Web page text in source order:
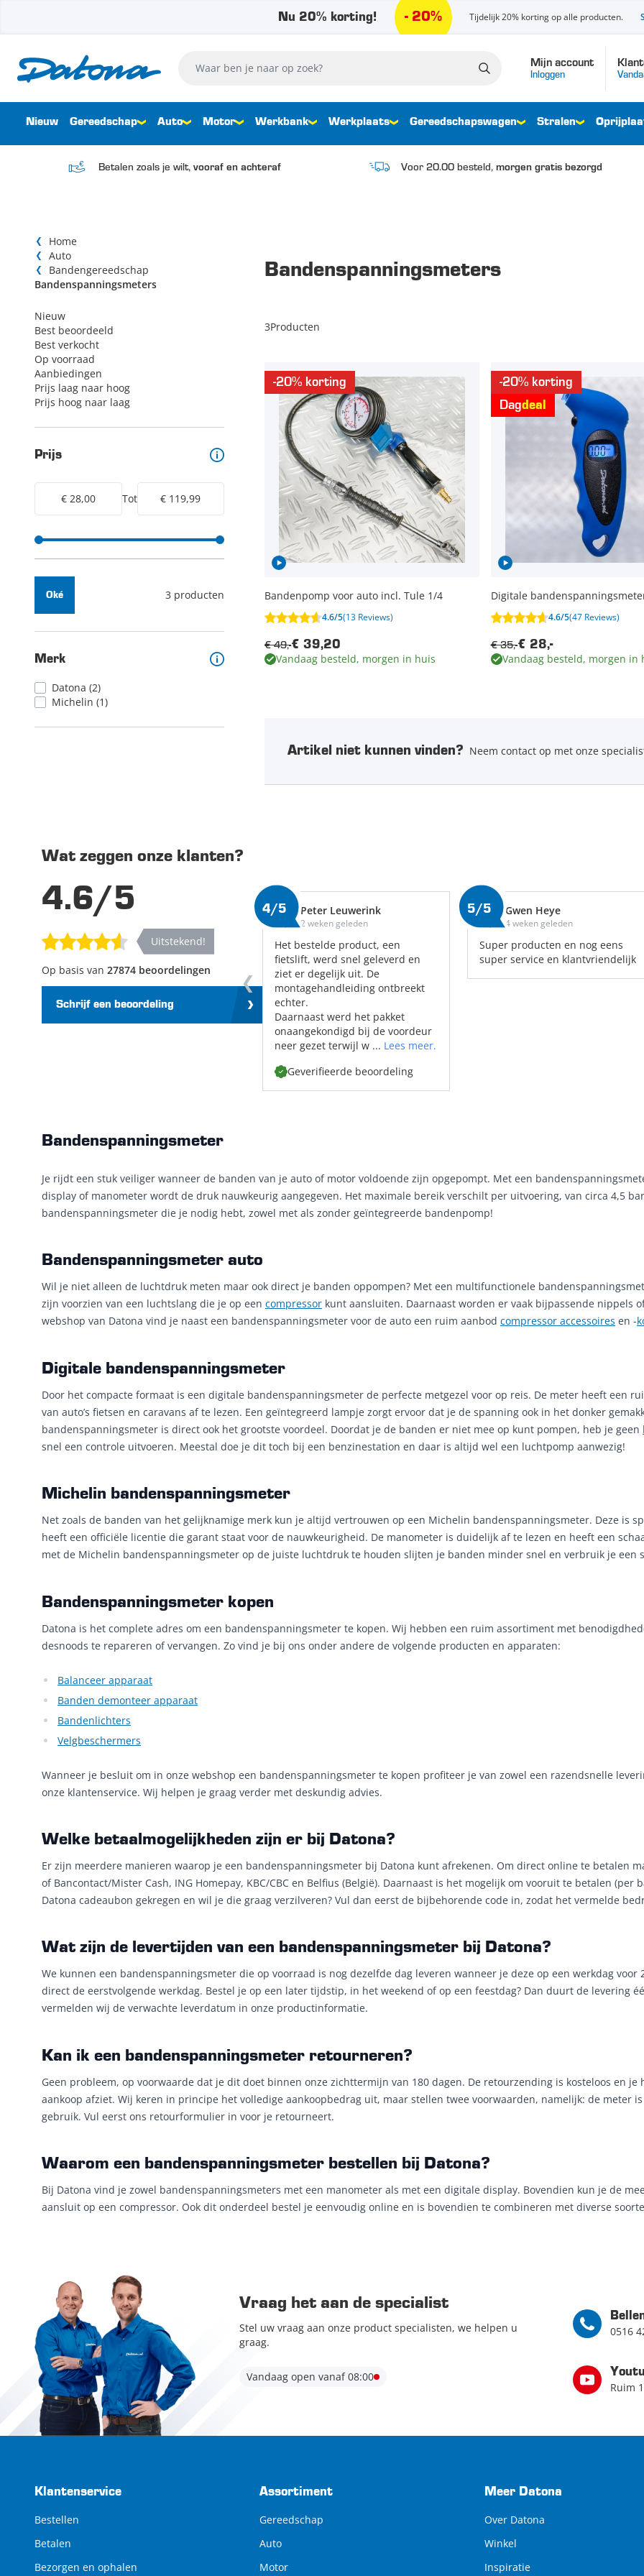
Nu 20% korting! - 20% Tijdelijk 20% korting op alle producten.
Mijn account
Inloggen
Waar ben je naar op zoek?
Nieuw Gereedschap Auto Motor Werkbank Werkplaats Gereedschapswagen Stralen
Betalen zoals je wilt,vooraf en achteraf Voor 20.00 besteld, morgen gratis bezorgd
Home
Auto
Bandengereedschap
Bandenspanningsmeters
Nieuw
Best beoordeeld
Best verkocht
Op voorraad
Aanbiedingen
Prijs laag naar hoog
Prijs hoog naar laag
Prijs
€ 28,00 Tot € 119,99
3 producten
Oké
Merk
Datona (2)
Michelin (1)
Bandenspanningsmeters
3Producten
-20% korting
Bandenpomp voor auto incl. Tule 1/4
4.6/5(13 Reviews)
€ 39,20
€ 49,-
Vandaag besteld, morgen in huis
-20% korting
Dagdeal
Digitale
4.6/5(47 Reviews)
€ 28,-
€ 35,-
Vandaag besteld, morgen in
Artikel niet kunnen vinden? Neem contact op met onze
Wat zeggen onze klanten?
4.6/5
Uitstekend!
Op basis van 27874 beoordelingen
Schrijf een beoordeling
4/5 Peter Leuwerink
2 weken geleden
Het bestelde product, een
fietslift, werd snel geleverd en
ziet er degelijk uit. De
montagehandleiding ontbreekt
echter.
Daarnaast werd het pakket
onaangekondigd bij de voordeur
neer gezet terwijl w ... Lees meer.
Geverifieerde beoordeling
5/5 Gwen Heye
4 weken geleden
Super producten en nog eens
super service en klantvriendelijk
Bandenspanningsmeter
Je rijdt een stuk veiliger wanneer de banden van je auto of motor voldoende zijn opgepompt. Met een
display of manometer wordt de druk nauwkeurig aangegeven. Het maximale bereik verschilt per uitvoering, van circa 4,5
bandenspanningsmeter die je nodig hebt, zowel met als zonder geïntegreerde bandenpomp!
Bandenspanningsmeter auto
Wil je niet alleen de luchtdruk meten maar ook direct je banden oppompen? Met een multifunctionele
zijn voorzien van een luchtslang die je op een compressor kunt aansluiten. Daarnaast worden er vaak bijpassende nippels
webshop van Datona vind je naast een bandenspanningsmeter voor de auto een ruim aanbod compressor accessoires en -
Digitale bandenspanningsmeter
Door het compacte formaat is een digitale bandenspanningsmeter de perfecte metgezel voor op reis. De meter heeft een
van auto’s fietsen en caravans af te lezen. Een geïntegreerd lampje zorgt ervoor dat je de spanning ook in het donker
bandenspanningsmeter is direct ook het grootste voordeel. Doordat je de banden er niet mee op kunt pompen, heb je geen
snel een controle uitvoeren. Meestal doe je dit toch bij een benzinestation en daar is altijd wel een luchtpomp aanwezig!
Michelin bandenspanningsmeter
Net zoals de banden van het gelijknamige merk kun je altijd vertrouwen op een Michelin bandenspanningsmeter. Deze is
heeft een officiële licentie die garant staat voor de nauwkeurigheid. De manometer is duidelijk af te lezen en heeft een
met de Michelin bandenspanningsmeter op de juiste luchtdruk te houden slijten je banden minder snel en verbruik je een
Bandenspanningsmeter kopen
Datona is het complete adres om een bandenspanningsmeter te kopen. Wij hebben een ruim assortiment met
desnoods te repareren of vervangen. Zo vind je bij ons onder andere de volgende producten en apparaten:
Balanceer apparaat
Banden demonteer apparaat
Bandenlichters
Velgbeschermers
Wanneer je besluit om in onze webshop een bandenspanningsmeter te kopen profiteer je van zowel een razendsnelle
onze klantenservice. Wij helpen je graag verder met deskundig advies.
Welke betaalmogelijkheden zijn er bij Datona?
Er zijn meerdere manieren waarop je een bandenspanningsmeter bij Datona kunt afrekenen. Om direct online te betalen
of Bancontact/Mister Cash, ING Homepay, KBC/CBC en Belfius (België). Daarnaast is het mogelijk om vooruit te betalen
Datona cadeaubon gekregen en wil je die graag verzilveren? Vul dan eerst de bijbehorende code in, zodat het vermelde
Wat zijn de levertijden van een bandenspanningsmeter bij Datona?
We kunnen een bandenspanningsmeter die op voorraad is nog dezelfde dag leveren wanneer je deze op een werkdag
direct de eerstvolgende werkdag. Bestel je op een later tijdstip, in het weekend of op een feestdag? Dan duurt de levering
vermelden wij de verwachte leverdatum in onze productinformatie.
Kan ik een bandenspanningsmeter retourneren?
Geen probleem, op voorwaarde dat je dit doet binnen onze zichttermijn van 180 dagen. De retourzending is kosteloos en
aankoop afziet. Wij keren in principe het volledige aankoopbedrag uit, maar stellen twee voorwaarden, namelijk: de meter
gebruik. Vul eerst ons retourformulier in voor je retourneert.
Waarom een bandenspanningsmeter bestellen bij Datona?
Bij Datona vind je zowel bandenspanningsmeters met een manometer als met een digitale display. Bovendien kun je de
aansluit op een compressor. Ook dit onderdeel bestel je eenvoudig online en is bovendien te combineren met diverse
Vraag het aan de specialist
Stel uw vraag aan onze product specialisten, we helpen u
graag.
Vandaag open vanaf 08:00
0516
Ruim
Klantenservice
Bestellen
Betalen
Bezorgen en ophalen
Assortiment
Gereedschap
Auto
Motor
Meer Datona
Over Datona
Winkel
Inspiratie